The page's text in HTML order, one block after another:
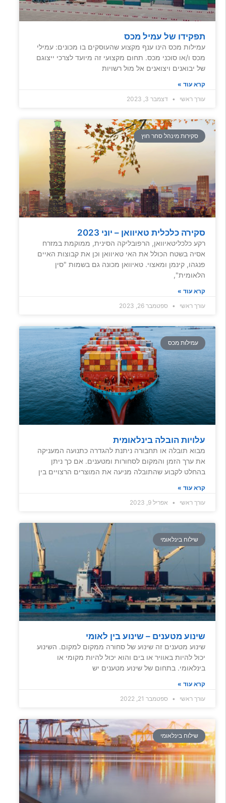
תפקידו של עמיל מכס
עמילות מכס הינו ענף מקצוע שהעוסקים בו מכונים: עמילי
מכס ו/או סוכני מכס. תחום מקצועי זה מיועד לצרכי ייצוגם
של יבואנים ויצואנים אל מול רשויות
קרא עוד »
עורך ראשי
דצמבר 3, 2023
סקירות מינהל סחר חוץ
סקירה כלכלית טאיוואן – יוני 2023
רקע כלכליטאיוואן, הרפובליקה הסינית, ממוקמת במזרח
אסיה בשטח הכולל את האי טאיוואן וכן את קבוצות האיים
פנגהו, קינמן ומאצוי. טאיוואן מכונה גם בשמות "סין
הלאומית",
קרא עוד »
עורך ראשי
ספטמבר 26, 2023
עמילות מכס
עלויות הובלה בינלאומית
מבוא תובלה או תחבורה ניתנת להגדרה כתנועה המעניקה
את ערך הזמן והמקום לסחורות ומטענים. אם כך ניתן
בהחלט לקבוע שהתובלה מניעה את המוצרים הרצויים בין
קרא עוד »
עורך ראשי
אפריל 9, 2023
שילוח בינלאומי
שינוע מטענים – שינוע בין לאומי
שינוע מטענים זה שינוע של סחורה ממקום למקום. השינוע
יכול להיות באוויר או בים והוא יכול להיות מקומי או
בינלאומי. בתחום של שינוע מטענים יש
קרא עוד »
עורך ראשי
ספטמבר 21, 2022
שילוח בינלאומי